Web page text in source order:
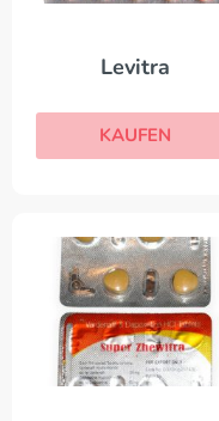
Levitra
KAUFEN